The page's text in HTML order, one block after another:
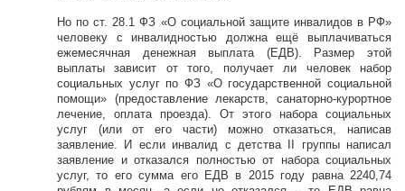
Но по ст. 28.1 ФЗ «О социальной защите инвалидов в РФ»
человеку с инвалидностью должна ещё выплачиваться
ежемесячная денежная выплата (ЕДВ). Размер этой
выплаты зависит от того, получает ли человек набор
социальных услуг по ФЗ «О государственной социальной
помощи» (предоставление лекарств, санаторно-курортное
лечение, оплата проезда). От этого набора социальных
услуг (или от его части) можно отказаться, написав
заявление. И если инвалид с детства II группы написал
заявление и отказался полностью от набора социальных
услуг, то его сумма его ЕДВ в 2015 году равна 2240,74